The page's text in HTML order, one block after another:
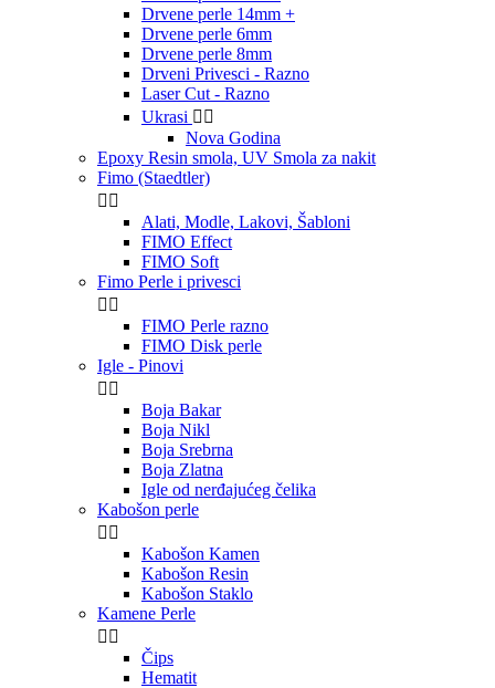
Drvene perle 14mm +
Drvene perle 6mm
Drvene perle 8mm
Drveni Privesci - Razno
Laser Cut - Razno
Ukrasi  
Nova Godina
Epoxy Resin smola, UV Smola za nakit
Fimo (Staedtler)
 
Alati, Modle, Lakovi, Šabloni
FIMO Effect
FIMO Soft
Fimo Perle i privesci
 
FIMO Perle razno
FIMO Disk perle
Igle - Pinovi
 
Boja Bakar
Boja Nikl
Boja Srebrna
Boja Zlatna
Igle od nerđajućeg čelika
Kabošon perle
 
Kabošon Kamen
Kabošon Resin
Kabošon Staklo
Kamene Perle
 
Čips
Hematit